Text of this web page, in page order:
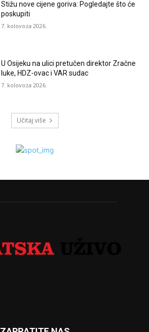
Stižu nove cijene goriva: Pogledajte što će
poskupiti
7. kolovoza 2026.
U Osijeku na ulici pretučen direktor Zračne
luke, HDZ-ovac i VAR sudac
7. kolovoza 2026.
Učitaj više